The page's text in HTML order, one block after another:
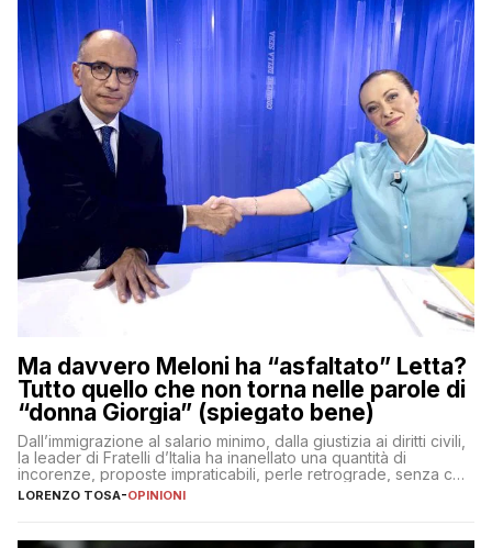
Ma davvero Meloni ha “asfaltato” Letta?
Tutto quello che non torna nelle parole di
“donna Giorgia” (spiegato bene)
Dall’immigrazione al salario minimo, dalla giustizia ai diritti civili,
la leader di Fratelli d’Italia ha inanellato una quantità di
incorenze, proposte impraticabili, perle retrograde, senza che
nessuno – a destra come a sinistra – glielo abbia fatto notare
LORENZO TOSA-OPINIONI